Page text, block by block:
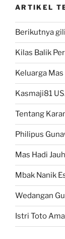
ARTIKEL
Berikutnya
Kilas Balik
Keluarga
Kasmaji81
Tentang
Philipus
Mas Hadi
Mbak Nanik
Wedangan
Istri Toto